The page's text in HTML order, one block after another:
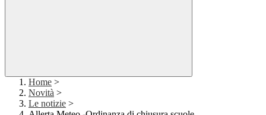
Home >
Novità >
Le notizie >